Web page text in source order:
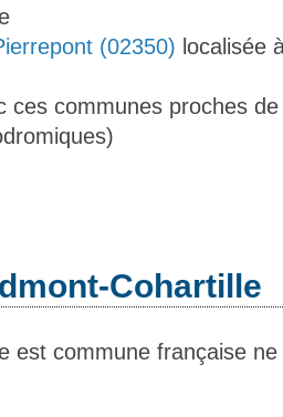
(02350) localisée
ces communes proches
Cohartille
est commune française